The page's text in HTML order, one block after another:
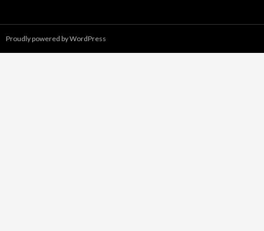
Proudly powered by WordPress